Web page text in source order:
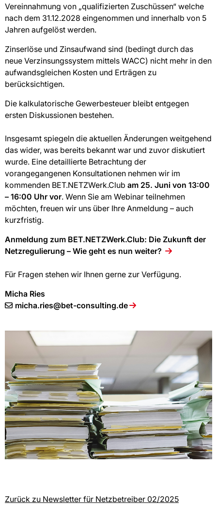
Vereinnahmung von „qualifizierten Zuschüssen“ welche
nach dem 31.12.2028 eingenommen und innerhalb von 5
Jahren aufgelöst werden.
Zinserlöse und Zinsaufwand sind (bedingt durch das
neue Verzinsungssystem mittels WACC) nicht mehr in den
aufwandsgleichen Kosten und Erträgen zu
berücksichtigen.
Die kalkulatorische Gewerbesteuer bleibt entgegen
ersten Diskussionen bestehen.
Insgesamt spiegeln die aktuellen Änderungen weitgehend
das wider, was bereits bekannt war und zuvor diskutiert
wurde. Eine detaillierte Betrachtung der
vorangegangenen Konsultationen nehmen wir im
kommenden BET.NETZWerk.Club am 25. Juni von 13:00
– 16:00 Uhr vor. Wenn Sie am Webinar teilnehmen
möchten, freuen wir uns über Ihre Anmeldung – auch
kurzfristig.
Anmeldung zum BET.NETZWerk.Club: Die Zukunft der
Netzregulierung – Wie geht es nun weiter?
Für Fragen stehen wir Ihnen gerne zur Verfügung.
Micha Ries
micha.ries@bet-consulting.de
Zurück zu Newsletter für Netzbetreiber 02/2025